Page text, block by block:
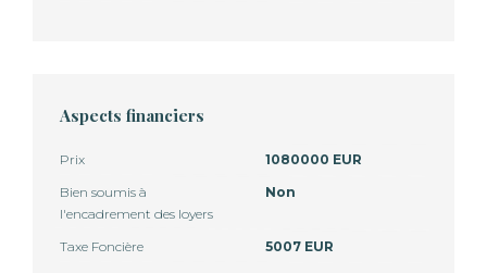
Aspects financiers
Prix
1080000 EUR
Bien soumis à
l'encadrement des loyers
Non
Taxe Foncière 5007 EUR